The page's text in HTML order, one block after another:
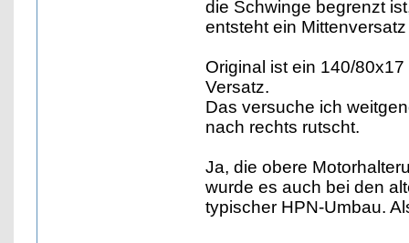
die Schwinge begrenzt
entsteht ein
Original ist ein 140/
Versatz.
Das versuche ich
nach rechts rutscht.
Ja, die obere
wurde es auch bei den
typischer HPN-Umbau.